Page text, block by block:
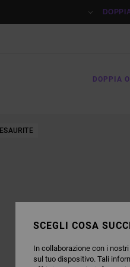
DOPPIA
ESAURITE
SCEGLI COSA
In collaborazione con i
sul tuo dispositivo. Tali